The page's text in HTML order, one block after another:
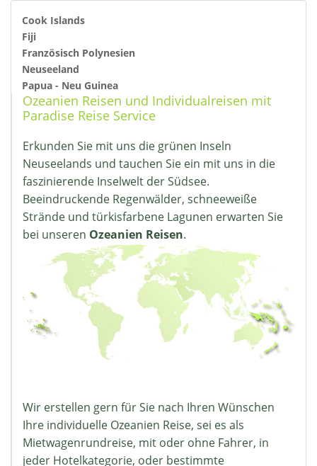
Cook Islands
Fiji
Französisch Polynesien
Neuseeland
Papua - Neu Guinea
Ozeanien Reisen und Individualreisen mit
Paradise Reise Service
Erkunden Sie mit uns die grünen Inseln
Neuseelands und tauchen Sie ein mit uns in die
faszinierende Inselwelt der Südsee.
Beeindruckende Regenwälder, schneeweiße
Strände und türkisfarbene Lagunen erwarten Sie
bei unseren Ozeanien Reisen.
Wir erstellen gern für Sie nach Ihren Wünschen
Ihre individuelle Ozeanien Reise, sei es als
Mietwagenrundreise, mit oder ohne Fahrer, in
jeder Hotelkategorie, oder bestimmte